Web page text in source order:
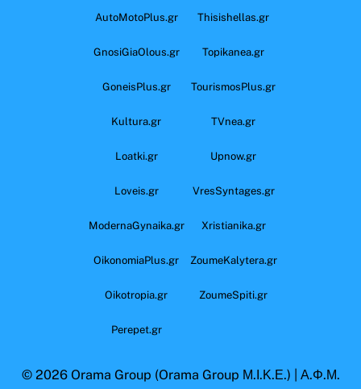
AutoMotoPlus.gr Thisishellas.gr
GnosiGiaOlous.gr Topikanea.gr
GoneisPlus.gr TourismosPlus.gr
Kultura.gr TVnea.gr
Loatki.gr Upnow.gr
Loveis.gr VresSyntages.gr
ModernaGynaika.gr Xristianika.gr
OikonomiaPlus.gr ZoumeKalytera.gr
Oikotropia.gr ZoumeSpiti.gr
Perepet.gr
© 2026 Orama Group (Orama Group Μ.Ι.Κ.Ε.) | Α.Φ.Μ.